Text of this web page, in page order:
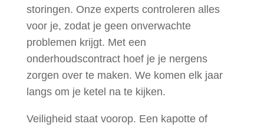
storingen. Onze experts controleren alles
voor je, zodat je geen onverwachte
problemen krijgt. Met een
onderhoudscontract hoef je je nergens
zorgen over te maken. We komen elk jaar
langs om je ketel na te kijken.
Veiligheid staat voorop. Een kapotte of